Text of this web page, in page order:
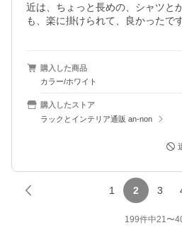
近は、ちょっと長めの、シャツと
も、楽に掛けられて、良かったです
購入した商品
カラー/ホワイト
購入したストア
ラックとインテリア通販 an-non
1 2 3
199件中21〜